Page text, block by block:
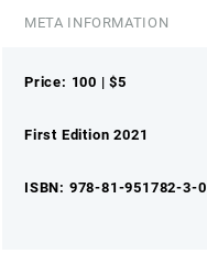
quantity
META INFORMATION
Price: 100 | $5
First Edition 2021
ISBN: 978-81-951782-3-0